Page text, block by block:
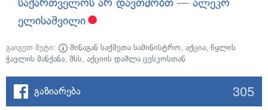
ელისაშვილი
გაიგეთ მეტი: შინაგან საქმეთა სამინისტრო, აქცია, წყლის
ჭავლის მანქანა, შსს, აქციის დაშლა ცესკოსთან
გაზიარება 305